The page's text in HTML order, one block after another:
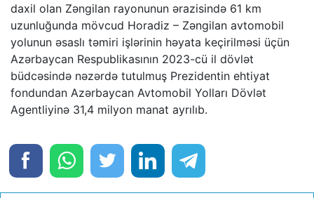
daxil olan Zəngilan rayonunun ərazisində 61 km
uzunluğunda mövcud Horadiz – Zəngilan avtomobil
yolunun əsaslı təmiri işlərinin həyata keçirilməsi üçün
Azərbaycan Respublikasının 2023-cü il dövlət
büdcəsində nəzərdə tutulmuş Prezidentin ehtiyat
fondundan Azərbaycan Avtomobil Yolları Dövlət
Agentliyinə 31,4 milyon manat ayrılıb.